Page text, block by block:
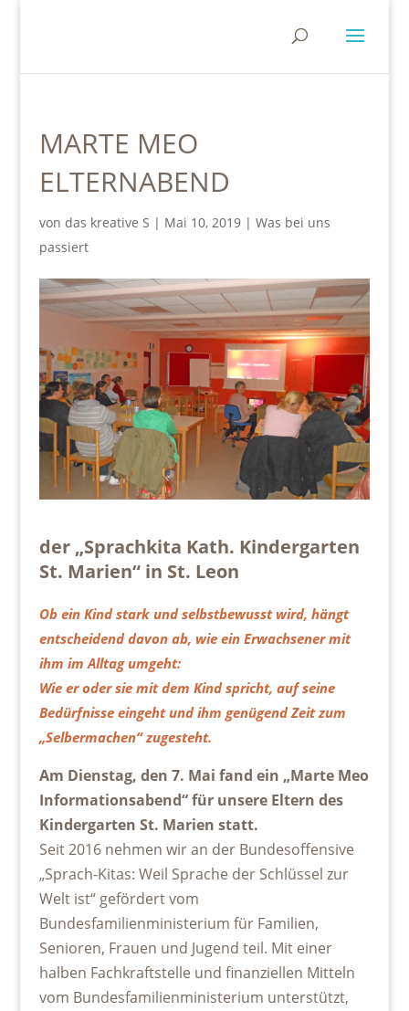
MARTE MEO
ELTERNABEND
von das kreative S | Mai 10, 2019| Was bei uns
passiert
der „Sprachkita Kath. Kindergarten
St. Marien“ in St. Leon
Ob ein Kind stark und selbstbewusst wird, hängt
entscheidend davon ab, wie ein Erwachsener mit
ihm im Alltag umgeht:
Wie er oder sie mit dem Kind spricht, auf seine
Bedürfnisse eingeht und ihm genügend Zeit zum
„Selbermachen“ zugesteht.
Am Dienstag, den 7. Mai fand ein „Marte Meo
Informationsabend“ für unsere Eltern des
Kindergarten St. Marien statt.
Seit 2016 nehmen wir an der Bundesoffensive
„Sprach-Kitas: Weil Sprache der Schlüssel zur
Welt ist“ gefördert vom
Bundesfamilienministerium für Familien,
Senioren, Frauen und Jugend teil. Mit einer
halben Fachkraftstelle und finanziellen Mitteln
vom Bundesfamilienministerium unterstützt,